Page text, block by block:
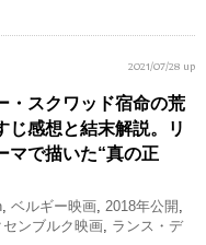
2021/07/28 up
・スクワッド宿命の荒
じ感想と結末解説。リ
マで描いた“真の正
, ベルギー映画, 2018年公開 ,
センブルク映画, ランス・デ